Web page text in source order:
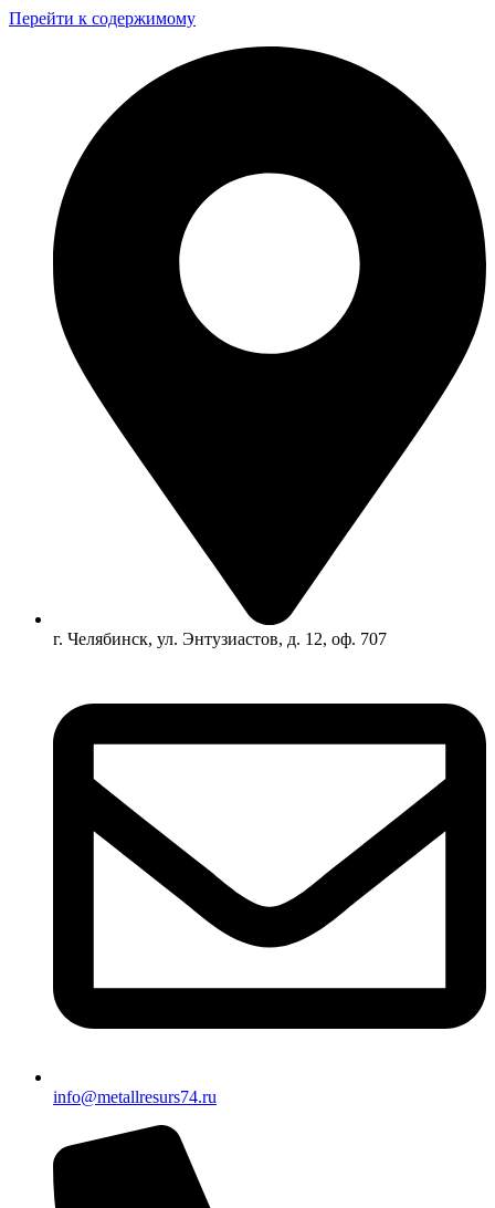
Перейти к содержимому
г. Челябинск, ул. Энтузиастов, д. 12, оф. 707
info@metallresurs74.ru